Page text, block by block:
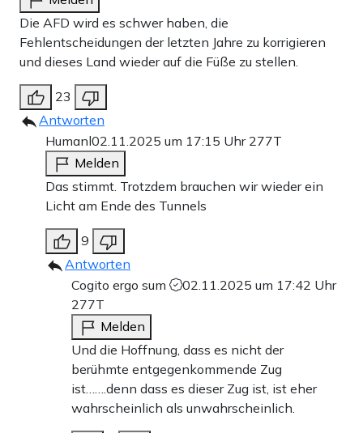
Die AFD wird es schwer haben, die
Fehlentscheidungen der letzten Jahre zu korrigieren
und dieses Land wieder auf die Füße zu stellen.
23
Antworten
Humanl02.11.2025 um 17:15 Uhr 277T
Melden
Das stimmt. Trotzdem brauchen wir wieder ein
Licht am Ende des Tunnels
9
Antworten
Cogito ergo sum
02.11.2025 um 17:42 Uhr
277T
Melden
Und die Hoffnung, dass es nicht der
berühmte entgegenkommende Zug
ist…….denn dass es dieser Zug ist, ist eher
wahrscheinlich als unwahrscheinlich.